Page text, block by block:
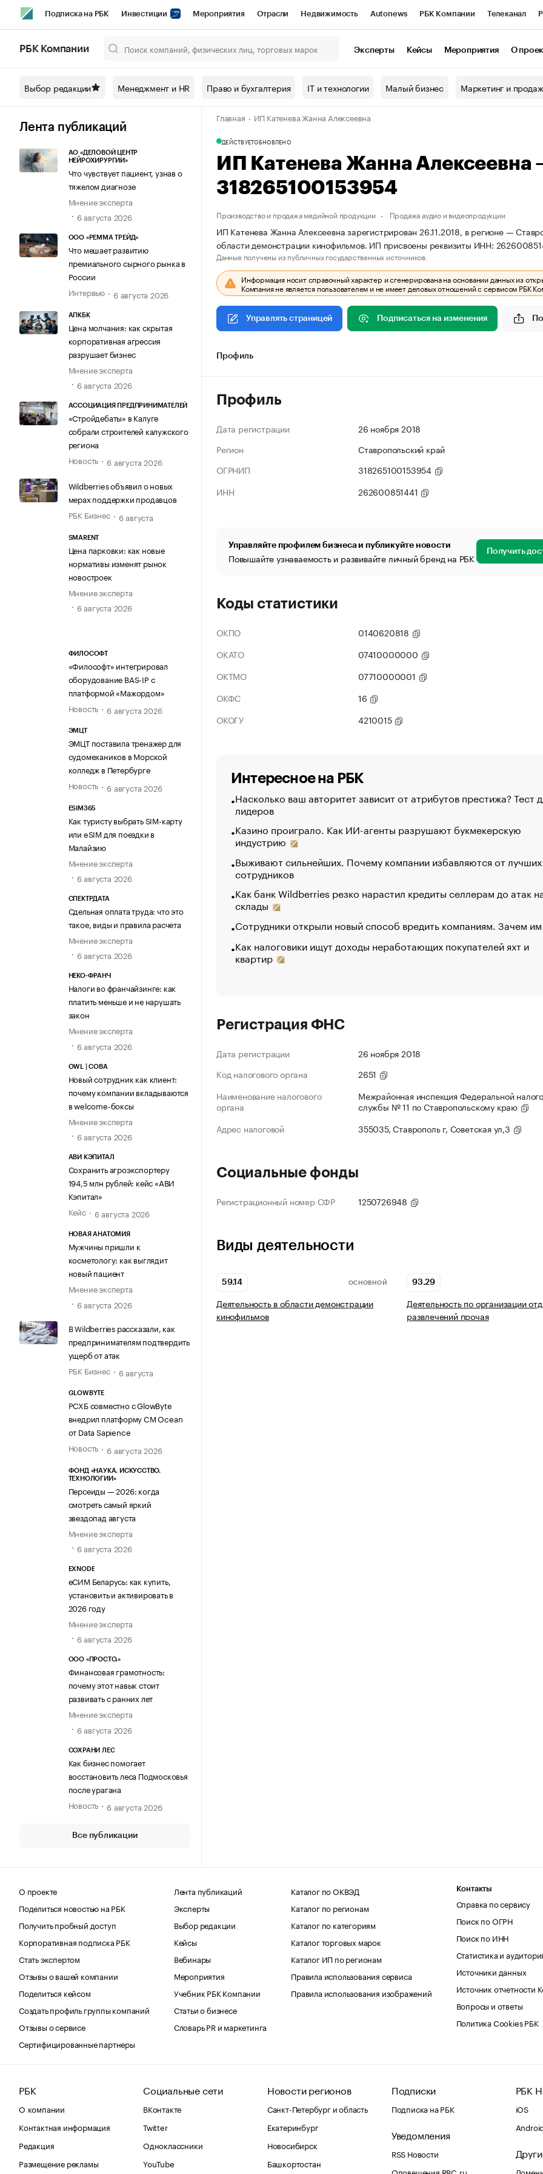
Подписка на РБК Инвестиции Мероприятия Отрасли Недвижимость Autonews РБК Компании Телеканал
Спецпроекты СПб Конференции СПб Спецпроекты Проверка контрагентов
Технологии и медиа Рынок наличной валюты
РБК Компании Эксперты Кейсы Мероприятия О
Выбор редакции Менеджмент и HR Право и бухгалтерия IT и технологии Малый бизнес Маркетинг и
Лента публикаций
АО «ДЕЛОВОЙ ЦЕНТР
НЕЙРОХИРУРГИИ»
Что чувствует пациент, узнав о
тяжелом диагнозе
Мнение эксперта
6 августа 2026
ООО «РЕММА ТРЕЙД»
Что мешает развитию
премиального сырного рынка в
России
Интервью
6 августа 2026
АПКБК
Цена молчания: как скрытая
корпоративная агрессия
разрушает бизнес
Мнение эксперта
6 августа 2026
АССОЦИАЦИЯ ПРЕДПРИНИМАТЕЛЕЙ
«Стройдебаты» в Калуге
собрали строителей калужского
региона
Новость
6 августа 2026
Wildberries объявил о новых
мерах поддержки продавцов
РБК Бизнес
6 августа
SMARENT
Цена парковки: как новые
нормативы изменят рынок
новостроек
Мнение эксперта
6 августа 2026
ФИЛОСОФТ
«Философт» интегрировал
оборудование BAS-IP с
платформой «Мажордом»
Новость
6 августа 2026
ЭМЦТ
ЭМЦТ поставила тренажер для
судомехаников в Морской
колледж в Петербурге
Новость
6 августа 2026
ESIM365
Как туристу выбрать SIM-карту
или eSIM для поездки в
Малайзию
Мнение эксперта
6 августа 2026
СПЕКТРДАТА
Сдельная оплата труда: что это
такое, виды и правила расчета
Мнение эксперта
6 августа 2026
НЕКО-ФРАНЧ
Налоги во франчайзинге: как
платить меньше и не нарушать
закон
Мнение эксперта
6 августа 2026
OWL | СОВА
Новый сотрудник как клиент:
почему компании вкладываются
в welcome-боксы
Мнение эксперта
6 августа 2026
АВИ КЭПИТАЛ
Сохранить агроэкспортеру
194,5 млн рублей: кейс «АВИ
Кэпитал»
Кейс
6 августа 2026
НОВАЯ АНАТОМИЯ
Мужчины пришли к
косметологу: как выглядит
новый пациент
Мнение эксперта
6 августа 2026
В Wildberries рассказали, как
предпринимателям подтвердить
ущерб от атак
РБК Бизнес
6 августа
GLOWBYTE
РСХБ совместно с GlowByte
внедрил платформу CM Ocean
от Data Sapience
Новость
6 августа 2026
ФОНД «НАУКА. ИСКУССТВО.
ТЕХНОЛОГИИ»
Персеиды — 2026: когда
смотреть самый яркий
звездопад августа
Мнение эксперта
6 августа 2026
EXNODE
еСИМ Беларусь: как купить,
установить и активировать в
2026 году
Мнение эксперта
6 августа 2026
ООО «ПРОСТО.»
Финансовая грамотность:
почему этот навык стоит
развивать с ранних лет
Мнение эксперта
6 августа 2026
СОХРАНИ ЛЕС
Как бизнес помогает
восстановить леса Подмосковья
после урагана
Новость
6 августа 2026
Все публикации
Главная ИП Катенева Жанна Алексеевна
ДЕЙСТВУЕТОБНОВЛЕНО
ИП Катенева Жанна
318265100153954
Производство и продажа медийной продукции Продажа аудио и видеопродукции
ИП Катенева Жанна Алексеевна зарегистрирован 26.11.2018, в регионе —
области демонстрации кинофильмов. ИП присвоены реквизиты ИНН:
Данные получены из публичных государственных источников.
Информация носит справочный характер и сгенерирована на основании данных из
Компания не является пользователем и не имеет деловых отношений с сервисом РБК
Управлять страницей Подписаться на изменения
Профиль
Профиль
Дата регистрации
26 ноября 2018
Регион
Ставропольский край
ОГРНИП
318265100153954
ИНН
262600851441
Управляйте профилем бизнеса и публикуйте новости
Повышайте узнаваемость и развивайте личный бренд на РБК Получить
Коды статистики
ОКПО
0140620818
ОКАТО
07410000000
ОКТМО
07710000001
ОКФС
16
ОКОГУ
4210015
Интересное на РБК
Насколько ваш авторитет зависит от атрибутов престижа? Тест
лидеров
Казино проиграло. Как ИИ-агенты разрушают букмекерскую
индустрию
Выживают сильнейших. Почему компании избавляются от лучших
сотрудников
Как банк Wildberries резко нарастил кредиты селлерам до атак
склады
Сотрудники открыли новый способ вредить компаниям. Зачем
Как налоговики ищут доходы неработающих покупателей яхт и
квартир
Регистрация ФНС
Дата регистрации
26 ноября 2018
Код налогового органа
2651
Наименование налогового
органа
Межрайонная инспекция Федеральной
службы № 11 по Ставропольскому краю
Адрес налоговой
355035, Ставрополь г, Советская ул,3
Социальные фонды
Регистрационный номер СФР 1250726948
Виды деятельности
59.14 ОСНОВНОЙ
Деятельность в области демонстрации
кинофильмов
93.29
Деятельность по организации
развлечений прочая
О проекте
Поделиться новостью на РБК
Получить пробный доступ
Корпоративная подписка РБК
Стать экспертом
Отзывы о вашей компании
Поделиться кейсом
Создать профиль группы компаний
Отзывы о сервисе
Сертифицированные партнеры
Лента публикаций
Эксперты
Выбор редакции
Кейсы
Вебинары
Мероприятия
Учебник РБК Компании
Статьи о бизнесе
Словарь PR и маркетинга
Каталог по ОКВЭД
Каталог по регионам
Каталог по категориям
Каталог торговых марок
Каталог ИП по регионам
Правила использования сервиса
Правила использования изображений
Контакты
Справка по сервису
Поиск по ОГРН
Поиск по ИНН
Статистика и
Источники данных
Источник отчетности
Вопросы и ответы
Политика Cookies РБК
РБК
О компании
Контактная информация
Редакция
Размещение рекламы
Социальные сети
ВКонтакте
Twitter
Одноклассники
YouTube
Новости регионов
Санкт-Петербург и область
Екатеринбург
Новосибирск
Башкортостан
Подписки
Подписка на РБК
Уведомления
RSS Новости
Оповещения RBC.ru
РБК
iOS